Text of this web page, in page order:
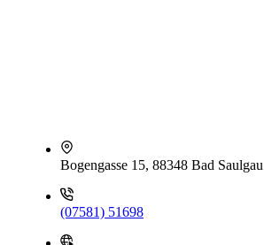
Bogengasse 15, 88348 Bad Saulgau
(07581) 51698